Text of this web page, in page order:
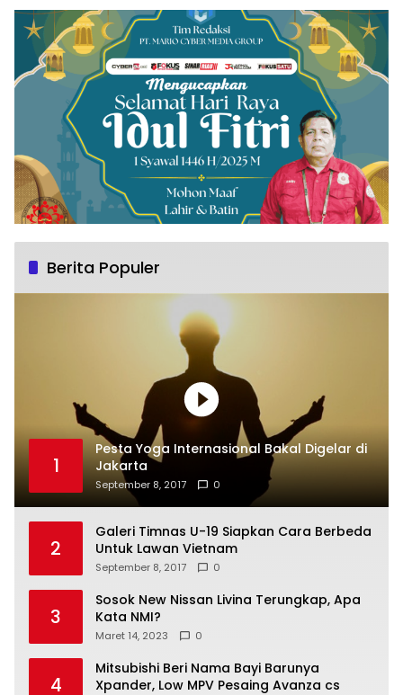
Berita Populer
1
Pesta Yoga Internasional Bakal Digelar di
Jakarta
September 8, 2017 0
2
Galeri Timnas U-19 Siapkan Cara Berbeda
Untuk Lawan Vietnam
September 8, 2017 0
3
Sosok New Nissan Livina Terungkap, Apa
Kata NMI?
Maret 14, 2023 0
4
Mitsubishi Beri Nama Bayi Barunya
Xpander, Low MPV Pesaing Avanza cs